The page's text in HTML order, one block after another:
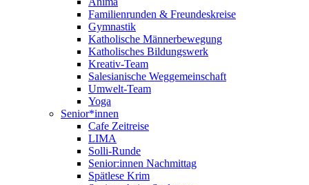
Familienrunden & Freundeskreise
Gymnastik
Katholische Männerbewegung
Katholisches Bildungswerk
Kreativ-Team
Salesianische Weggemeinschaft
Umwelt-Team
Yoga
Senior*innen
Cafe Zeitreise
LIMA
Solli-Runde
Senior:innen Nachmittag
Spätlese Krim